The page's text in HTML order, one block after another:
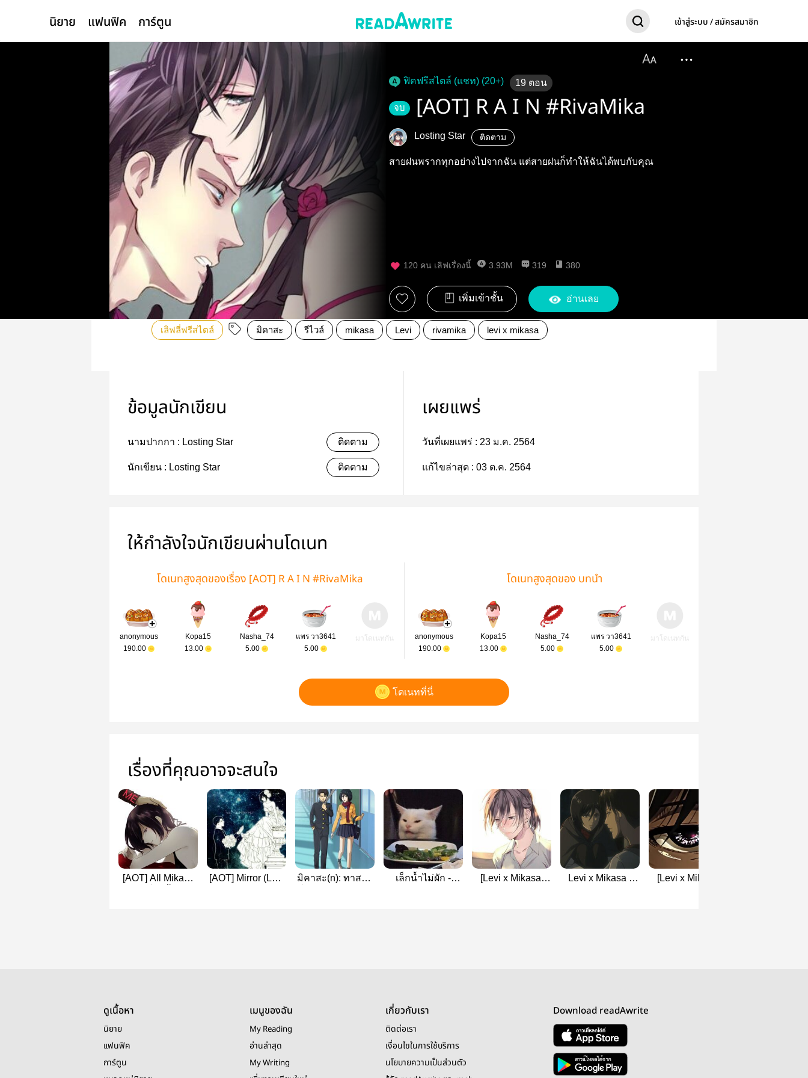
นิยาย แฟนฟิค การ์ตูน เข้าสู่ระบบ / สมัครสมาชิก
ฟิคฟรีสไตล์ (แชท) (20+) 19 ตอน
จบ [AOT] R A I N #RivaMika
Losting Star ติดตาม
สายฝนพรากทุกอย่างไปจากฉัน แต่สายฝนก็ทำให้ฉันได้พบกับคุณ
120 คน เลิฟเรื่องนี้ 3.93M 319 380
เพิ่มเข้าชั้น อ่านเลย
เลิฟลี่ฟรีสไตล์ มิคาสะ รีไวล์ mikasa Levi rivamika levi x mikasa
ข้อมูลนักเขียน
นามปากกา : Losting Star ติดตาม
นักเขียน : Losting Star ติดตาม
เผยแพร่
วันที่เผยแพร่ : 23 ม.ค. 2564
แก้ไขล่าสุด : 03 ต.ค. 2564
ให้กำลังใจนักเขียนผ่านโดเนท
โดเนทสูงสุดของเรื่อง [AOT] R A I N #RivaMika
anonymous
190.00
Kopa15
13.00
Nasha_74
5.00
แพร วา3641
5.00
มาโดเนทกัน
โดเนทสูงสุดของ บทนำ
anonymous
190.00
Kopa15
13.00
Nasha_74
5.00
แพร วา3641
5.00
มาโดเนทกัน
โดเนทที่นี่
เรื่องที่คุณอาจจะสนใจ
[AOT] All Mikasa
[AOT] Mirror (Levi
มิคาสะ(n): ทาสรัก
เล็กน้ำไม่ผัก -
[Levi x Mikasa]
Levi x Mikasa -
[Levi x Mikasa]
ดูเนื้อหา
นิยาย
แฟนฟิค
การ์ตูน
เมนูของฉัน
My Reading
อ่านล่าสุด
My Writing
เกี่ยวกับเรา
ติดต่อเรา
เงื่อนไขในการใช้บริการ
นโยบายความเป็นส่วนตัว
Download readAwrite